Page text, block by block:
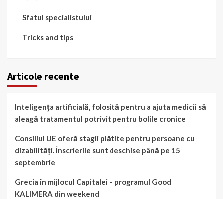
Sfatul specialistului
Tricks and tips
Articole recente
Inteligența artificială, folosită pentru a ajuta medicii să
aleagă tratamentul potrivit pentru bolile cronice
Consiliul UE oferă stagii plătite pentru persoane cu
dizabilități. Înscrierile sunt deschise până pe 15
septembrie
Grecia în mijlocul Capitalei – programul Good
KALIMERA din weekend